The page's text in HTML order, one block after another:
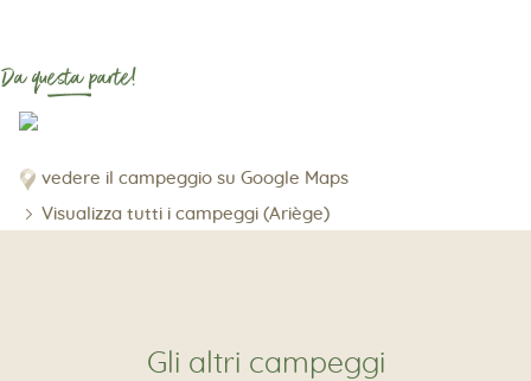
Da questa parte!
vedere il campeggio su Google Maps
Visualizza tutti i campeggi (Ariège)
Gli altri campeggi